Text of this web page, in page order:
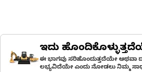
ಇದು
ಈ ಭಾಗವು ಸರಿಹೊಂದುತ್ತದೆಯೇ ಅಥವಾ
ಲಭ್ಯವಿದೆಯೇ ಎಂದು ನೋಡಲು ನಿಮ್ಮ